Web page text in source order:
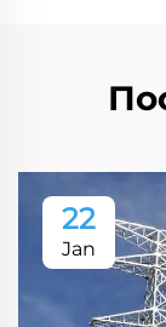
22
Jan